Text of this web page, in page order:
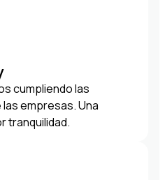
cumpliendo las
empresas. Una
tranquilidad.